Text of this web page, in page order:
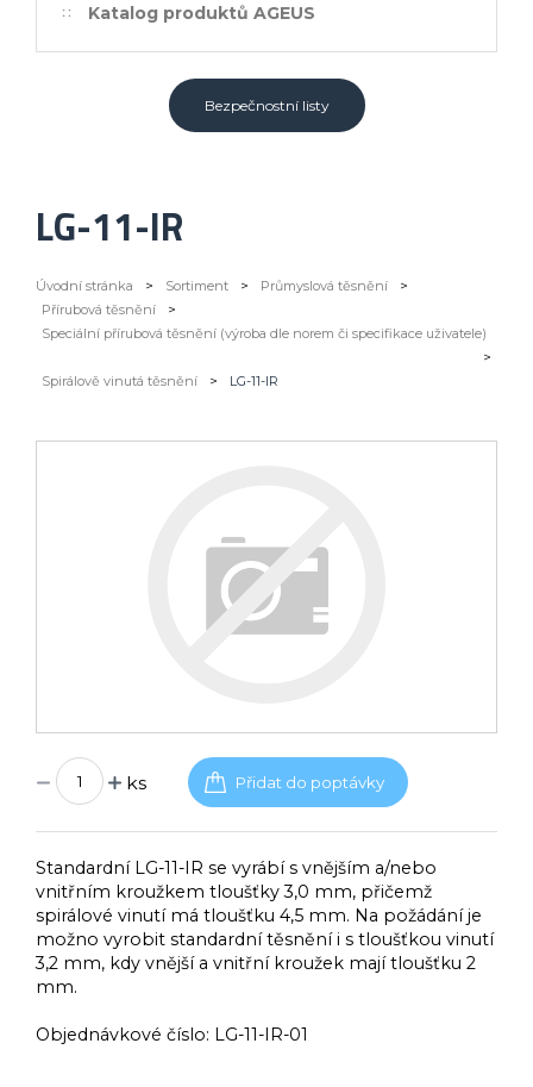
Katalog produktů AGEUS
Bezpečnostní listy
LG-11-IR
Úvodní stránka > Sortiment > Průmyslová těsnění
>
Přírubová těsnění
>
Speciální přírubová těsnění (výroba dle norem či specifikace uživatele)
>
Spirálově vinutá těsnění
> LG-11-IR
ks
Standardní LG-11-IR se vyrábí s vnějším a/nebo
vnitřním kroužkem tloušťky 3,0 mm, přičemž
spirálové vinutí má tloušťku 4,5 mm. Na požádání je
možno vyrobit standardní těsnění i s tloušťkou vinutí
3,2 mm, kdy vnější a vnitřní kroužek mají tloušťku 2
mm.
Objednávkové číslo: LG-11-IR-01